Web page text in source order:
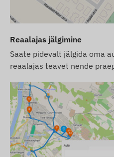
ühendus asukoha
satelliitsüsteemidega ja
ning suhtluse omaniku
jälgimistarkvara
andmekogumis- ja
suhtleb
selles asuvat SIM-kaarti.
Töötsoon
Seade on ühilduv
töötavate GSM
Reaalajas jälgimine
Saate pidevalt jälgida oma
reaalajas teavet nende